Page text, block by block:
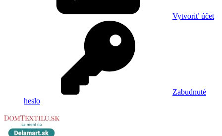
Vytvoriť účet
Zabudnuté
heslo